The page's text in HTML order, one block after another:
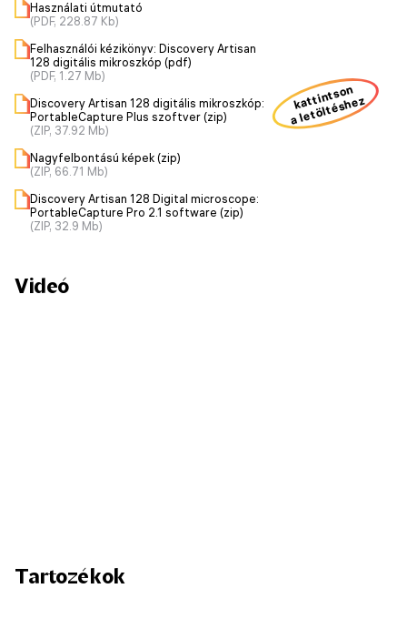
Használati útmutató
(PDF, 228.87 Kb)
Felhasználói kézikönyv: Discovery Artisan
128 digitális mikroszkóp (pdf)
(PDF, 1.27 Mb)
Discovery Artisan 128 digitális mikroszkóp:
PortableCapture Plus szoftver (zip)
(ZIP, 37.92 Mb)
Nagyfelbontású képek (zip)
(ZIP, 66.71 Mb)
Discovery Artisan 128 Digital microscope:
PortableCapture Pro 2.1 software (zip)
(ZIP, 32.9 Mb)
kattintson
a letöltéshez
Videó
Tartozékok